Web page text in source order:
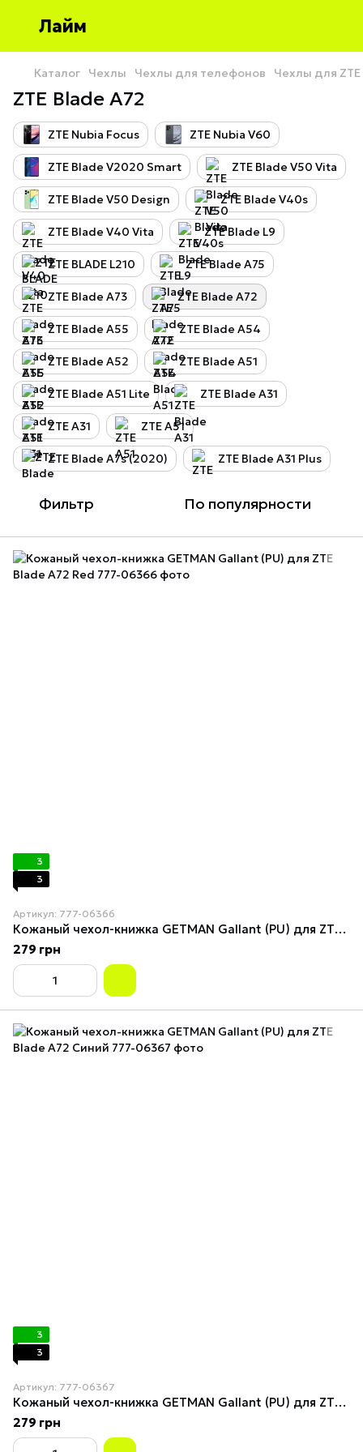
Лайм
Каталог Чехлы Чехлы для телефонов Чехлы для ZTE
ZTE Blade A72
ZTE Nubia Focus ZTE Nubia V60
ZTE Blade V2020 Smart ZTE Blade V50 Vita
ZTE Blade V50 Design ZTE Blade V40s
ZTE Blade V40 Vita ZTE Blade L9
ZTE BLADE L210 ZTE Blade A75
ZTE Blade A73 ZTE Blade A72
ZTE Blade A55 ZTE Blade A54
ZTE Blade A52 ZTE Blade A51
ZTE Blade A51 Lite ZTE Blade A31
ZTE A31 ZTE A51
ZTE Blade A7s (2020) ZTE Blade A31 Plus
Фильтр По популярности
3
3
Артикул: 777-06366
Кожаный чехол-книжка GETMAN Gallant (PU) для ZTE Blade A72 Red
279 грн
3
3
Артикул: 777-06367
Кожаный чехол-книжка GETMAN Gallant (PU) для ZTE Blade A72 Синий
279 грн